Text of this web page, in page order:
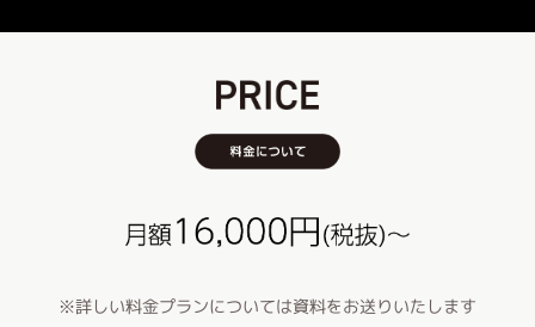
※詳しい料金プランについては資料をお送りいたします